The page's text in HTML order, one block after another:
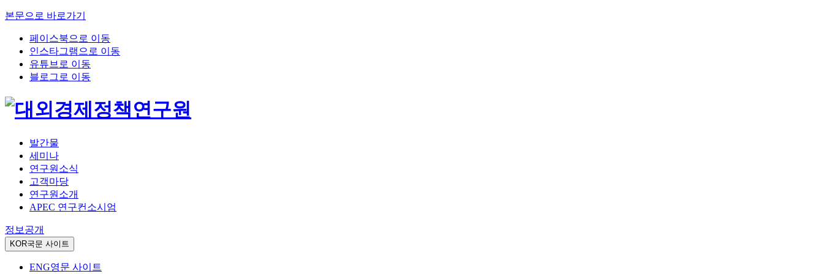
본문으로 바로가기
페이스북으로 이동
인스타그램으로 이동
유튜브로 이동
블로그로 이동
발간물
세미나
연구원소식
고객마당
연구원소개
APEC 연구컨소시엄
정보공개
KOR국문 사이트
ENG영문 사이트